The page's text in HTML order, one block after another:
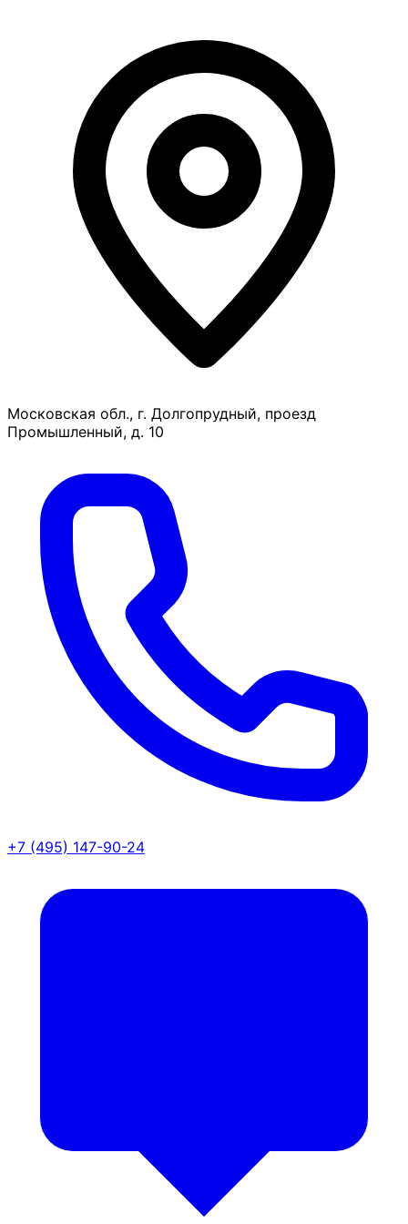
Московская обл., г. Долгопрудный, проезд
Промышленный, д. 10
+7 (495) 147-90-24